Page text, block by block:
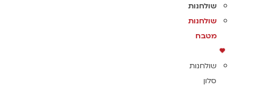
שולחנות
שולחנות
מטבח
שולחנות
סלון